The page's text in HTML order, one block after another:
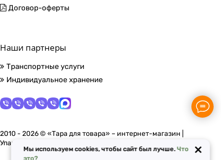
Договор-оферты
Наши партнеры
Транспортные услуги
Индивидуальное хранение
2010 - 2026 © «Тара для товара» – интернет-магазин |
Упаковочные материалы в Москве
Мы используем cookies, чтобы сайт был лучше.Что
это?
×